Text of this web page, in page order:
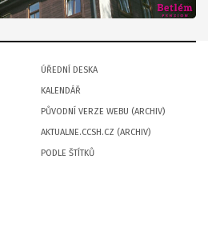
ÚŘEDNÍ DESKA
KALENDÁŘ
PŮVODNÍ VERZE WEBU (ARCHIV)
AKTUALNE.CCSH.CZ (ARCHIV)
PODLE ŠTÍTKŮ